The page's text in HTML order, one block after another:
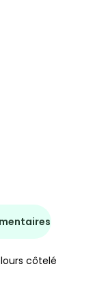
côtelé